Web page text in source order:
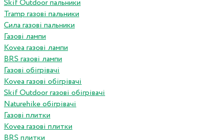
Skif Outdoor пальники
Tramp газові пальники
Сила газові пальники
Газові лампи
Kovea газові лампи
BRS газові лампи
Газові обігрівачі
Kovea газові обігрівачі
Skif Outdoor газові обігрівачі
Naturehike обігрівачі
Газові плитки
Kovea газові плитки